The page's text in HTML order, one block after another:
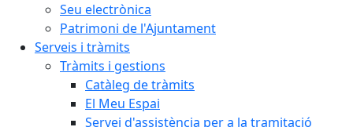
Seu electrònica
Patrimoni de l'Ajuntament
Serveis i tràmits
Tràmits i gestions
Catàleg de tràmits
El Meu Espai
Servei d'assistència per a la tramitació